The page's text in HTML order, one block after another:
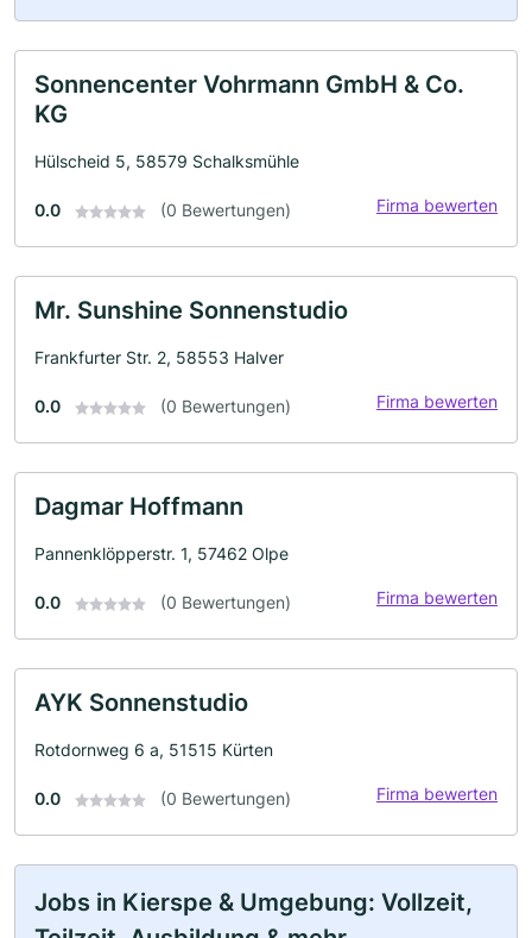
Sonnencenter Vohrmann GmbH & Co.
KG
Hülscheid 5, 58579 Schalksmühle
0.0 (0 Bewertungen) Firma bewerten
Mr. Sunshine Sonnenstudio
Frankfurter Str. 2, 58553 Halver
0.0 (0 Bewertungen) Firma bewerten
Dagmar Hoffmann
Pannenklöpperstr. 1, 57462 Olpe
0.0 (0 Bewertungen) Firma bewerten
AYK Sonnenstudio
Rotdornweg 6 a, 51515 Kürten
0.0 (0 Bewertungen) Firma bewerten
Jobs in Kierspe & Umgebung: Vollzeit,